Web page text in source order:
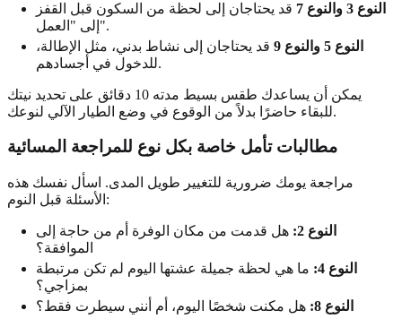
النوع 3 والنوع 7
قد يحتاجان إلى لحظة من السكون قبل القفز
إلى "العمل".
النوع 5 والنوع 9
قد يحتاجان إلى نشاط بدني، مثل الإطالة،
للدخول في أجسادهم.
يمكن أن يساعدك طقس بسيط مدته 10 دقائق على تحديد نيتك
للبقاء حاضرًا بدلاً من الوقوع في وضع الطيار الآلي لنوعك.
مطالبات تأمل خاصة بكل نوع للمراجعة المسائية
مراجعة يومك ضرورية للتغيير طويل المدى. اسأل نفسك هذه
الأسئلة قبل النوم:
النوع 2:
هل قدمت من مكان الوفرة أم من حاجة إلى
الموافقة؟
النوع 4:
ما هي لحظة جميلة عشتها اليوم لم تكن مرتبطة
بمزاجي؟
النوع 8:
هل مكنت شخصًا اليوم، أم أنني سيطرت فقط؟